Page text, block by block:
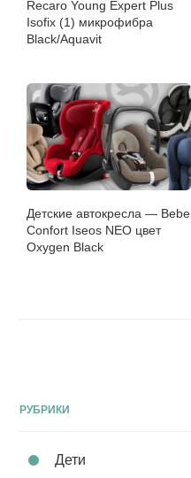
Recaro Young Expert Plus
Isofix (1) микрофибра
Black/Aquavit
Детские автокресла — Bebe
Confort Iseos NEO цвет
Oxygen Black
РУБРИКИ
Дети